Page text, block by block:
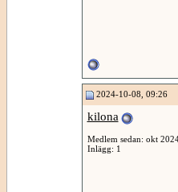
2024-10-08, 09:26
kilona
Medlem sedan: okt
Inlägg: 1